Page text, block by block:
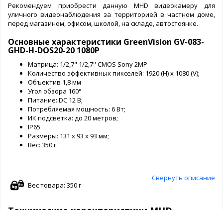
Рекомендуем приобрести данную MHD видеокамеру для
уличного видеонаблюдения за территорией в частном доме,
перед магазином, офисом, школой, на складе, автостоянке.
Основные характеристики GreenVision GV-083-
GHD-H-DOS20-20 1080P
Матрица: 1/2,7" 1/2,7'' CMOS Sony 2MP
Количество эффективных пикселей: 1920 (H) x 1080 (V);
Объектив 1,8 мм
Угол обзора 160°
Питание: DC 12 В;
Потребляемая мощность: 6 Вт;
ИК подсветка: до 20 метров;
IP65
Размеры: 131 x 93 х 93 мм;
Вес: 350 г.
Свернуть описание
Вес товара: 350 г